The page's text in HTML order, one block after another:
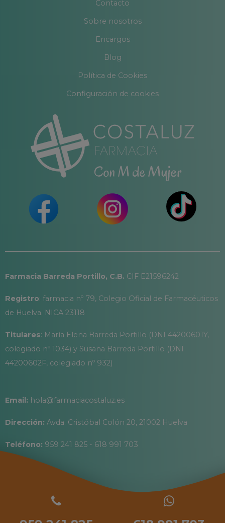
Contacto
Sobre nosotros
Encargos
Blog
Política de Cookies
Configuración de cookies
Farmacia Barreda Portillo, C.B. CIF E21596242
Registro: farmacia nº 79, Colegio Oficial de Farmacéuticos
de Huelva. NICA 23118
Titulares: María Elena Barreda Portillo (DNI 44200601Y,
colegiado nº 1034) y Susana Barreda Portillo (DNI
44200602F, colegiado nº 932)
Email: hola@farmaciacostaluz.es
Dirección: Avda. Cristóbal Colón 20, 21002 Huelva
Teléfono: 959 241 825 - 618 991 703